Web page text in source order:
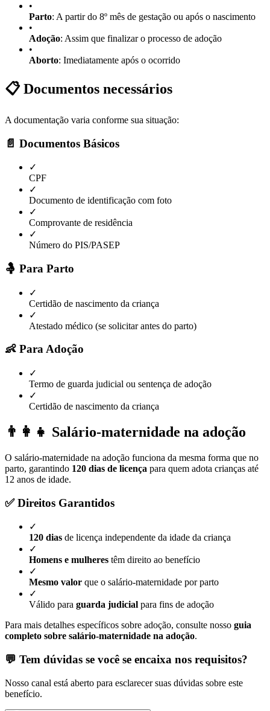
•
Parto: A partir do 8º mês de gestação ou após o nascimento
•
Adoção: Assim que finalizar o processo de adoção
•
Aborto: Imediatamente após o ocorrido
📋 Documentos necessários
A documentação varia conforme sua situação:
📄 Documentos Básicos
✓
CPF
✓
Documento de identificação com foto
✓
Comprovante de residência
✓
Número do PIS/PASEP
🤱 Para Parto
✓
Certidão de nascimento da criança
✓
Atestado médico (se solicitar antes do parto)
👶 Para Adoção
✓
Termo de guarda judicial ou sentença de adoção
✓
Certidão de nascimento da criança
👨‍👩‍👧 Salário-maternidade na adoção
O salário-maternidade na adoção funciona da mesma forma que no
parto, garantindo 120 dias de licença para quem adota crianças até
12 anos de idade.
✅ Direitos Garantidos
✓
120 dias de licença independente da idade da criança
✓
Homens e mulheres têm direito ao benefício
✓
Mesmo valor que o salário-maternidade por parto
✓
Válido para guarda judicial para fins de adoção
Para mais detalhes específicos sobre adoção, consulte nosso guia
completo sobre salário-maternidade na adoção.
💬 Tem dúvidas se você se encaixa nos requisitos?
Nosso canal está aberto para esclarecer suas dúvidas sobre este
benefício.